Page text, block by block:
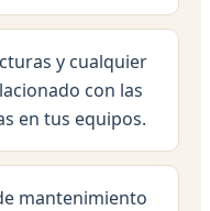
y cualquier
con las
en tus equipos.
mantenimiento